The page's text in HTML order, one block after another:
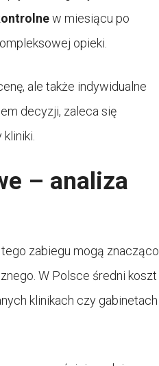
w miesiącu po
opieki.
ale także indywidualne
decyzji, zaleca się
– analiza
zabiegu mogą znacząco
W Polsce średni koszt
klinikach czy gabinetach